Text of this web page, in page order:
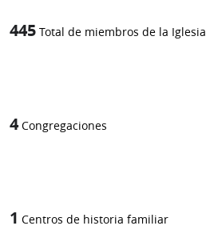
445 Total de miembros de la Iglesia
4 Congregaciones
1 Centros de historia familiar